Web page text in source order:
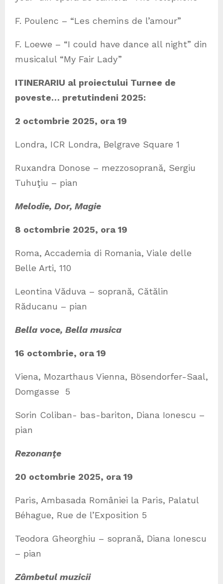
F. Poulenc – “Les chemins de l’amour”
F. Loewe – “I could have dance all night” din
musicalul “My Fair Lady”
ITINERARIU al proiectului Turnee de
poveste… pretutindeni 2025:
2 octombrie 2025, ora 19
Londra, ICR Londra, Belgrave Square 1
Ruxandra Donose – mezzosoprană, Sergiu
Tuhuţiu – pian
Melodie, Dor, Magie
8 octombrie 2025, ora 19
Roma, Accademia di Romania, Viale delle
Belle Arti, 110
Leontina Văduva – soprană, Cătălin
Răducanu – pian
Bella voce, Bella musica
16 octombrie, ora 19
Viena, Mozarthaus Vienna, Bösendorfer-Saal,
Domgasse 5
Sorin Coliban- bas-bariton, Diana Ionescu –
pian
Rezonanţe
20 octombrie 2025, ora 19
Paris, Ambasada României la Paris, Palatul
Béhague, Rue de l’Exposition 5
Teodora Gheorghiu – soprană, Diana Ionescu
– pian
Zâmbetul muzicii